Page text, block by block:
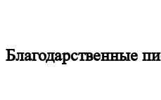
Благодарственные